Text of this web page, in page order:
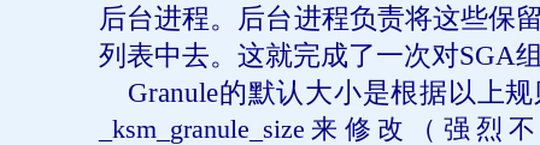
后台进程。后台进程负责将这些保
列表中去。这就完成了一次对SGA
Granule的默认大小是根据以上
_ksm_granule_size 来修改（强烈